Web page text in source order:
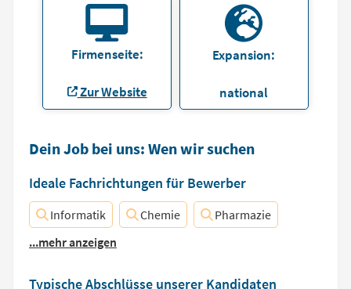
Firmenseite:
Zur Website
Expansion:
national
Dein Job bei uns: Wen wir suchen
Ideale Fachrichtungen für Bewerber
Informatik Chemie
Pharmazie
...mehr anzeigen
Typische Abschlüsse unserer Kandidaten